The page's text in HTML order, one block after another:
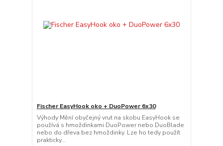
Fischer EasyHook oko + DuoPower 6x30
Výhody Mění obyčejný vrut na skobu EasyHook se
používá s hmoždinkami DuoPower nebo DuoBlade
nebo do dřeva bez hmoždinky. Lze ho tedy použít
prakticky...